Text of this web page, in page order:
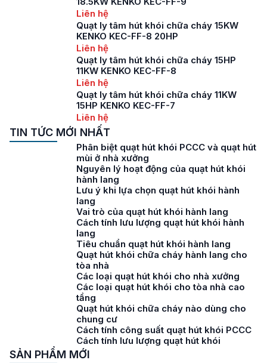
Liên hệ
Quạt ly tâm hút khói chữa cháy 15KW
KENKO KEC-FF-8 20HP
Liên hệ
Quạt ly tâm hút khói chữa cháy 15HP
11KW KENKO KEC-FF-8
Liên hệ
Quạt ly tâm hút khói chữa cháy 11KW
15HP KENKO KEC-FF-7
Liên hệ
TIN TỨC MỚI NHẤT
Phân biệt quạt hút khói PCCC và quạt hút
mùi ở nhà xưởng
Nguyên lý hoạt động của quạt hút khói
hành lang
Lưu ý khi lựa chọn quạt hút khói hành
lang
Vai trò của quạt hút khói hành lang
Cách tính lưu lượng quạt hút khói hành
lang
Tiêu chuẩn quạt hút khói hành lang
Quạt hút khói chữa cháy hành lang cho
tòa nhà
Các loại quạt hút khói cho nhà xưởng
Các loại quạt hút khói cho tòa nhà cao
tầng
Quạt hút khói chữa cháy nào dùng cho
chung cư
Cách tính công suất quạt hút khói PCCC
Cách tính lưu lượng quạt hút khói
SẢN PHẨM MỚI